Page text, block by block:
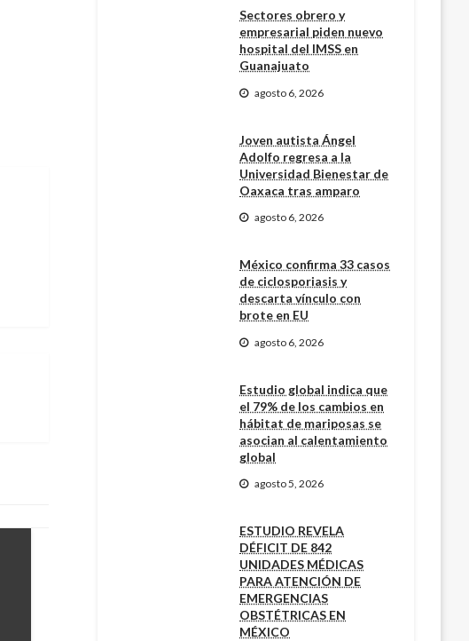
Sectores obrero y
empresarial piden nuevo
hospital del IMSS en
Guanajuato
agosto 6, 2026
Joven autista Ángel
Adolfo regresa a la
Universidad Bienestar de
Oaxaca tras amparo
agosto 6, 2026
México confirma 33 casos
de ciclosporiasis y
descarta vínculo con
brote en EU
agosto 6, 2026
Estudio global indica que
el 79% de los cambios en
hábitat de mariposas se
asocian al calentamiento
global
agosto 5, 2026
ESTUDIO REVELA
DÉFICIT DE 842
UNIDADES MÉDICAS
PARA ATENCIÓN DE
EMERGENCIAS
OBSTÉTRICAS EN
MÉXICO